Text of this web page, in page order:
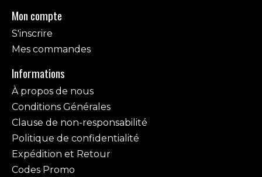
Mon compte
S'inscrire
Mes commandes
Informations
À propos de nous
Conditions Générales
Clause de non-responsabilité
Politique de confidentialité
Expédition et Retour
Codes Promo